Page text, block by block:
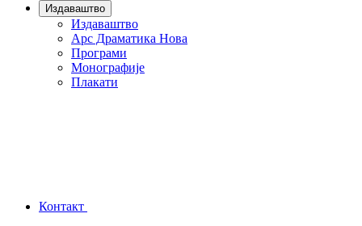
Издаваштво
Издаваштво
Арс Драматика Нова
Програми
Монографије
Плакати
Контакт